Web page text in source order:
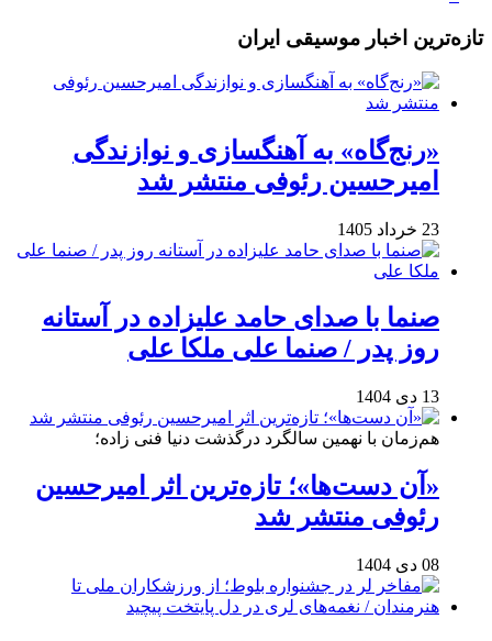
تازه‌ترین اخبار موسیقی ایران
«رنج‌گاه» به آهنگسازی و نوازندگی
امیرحسین رئوفی منتشر شد
23 خرداد 1405
صنما با صدای حامد علیزاده در آستانه
روز پدر / صنما علی ملکا علی
13 دی 1404
هم‌زمان با نهمین سالگرد درگذشت دنیا فنی زاده؛
«آن دست‌ها»؛ تازه‌ترین اثر امیرحسین
رئوفی منتشر شد
08 دی 1404